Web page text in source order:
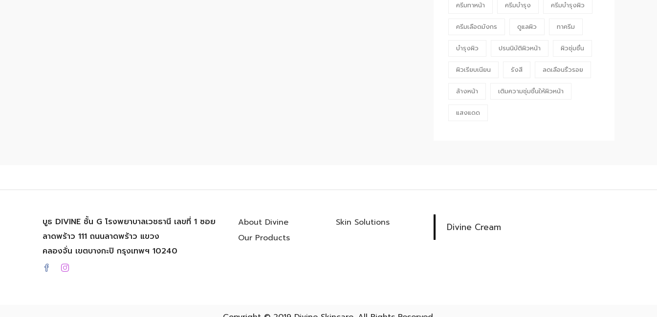
ครีมทาหน้า ครีมบำรุง ครีมบำรุงผิว
ครีมเลือดมังกร ดูแลผิว ทาครีม
บำรุงผิว ปรนนิบัติผิวหน้า ผิวชุ่มชื่น
ผิวเรียบเนียน รังสี ลดเลือนริ้วรอย
ล้างหน้า เติมความชุ่มชื่นให้ผิวหน้า
แสงแดด
บูธ DIVINE ชั้น G โรงพยาบาลเวชธานี เลขที่ 1 ซอย
ลาดพร้าว 111 ถนนลาดพร้าว แขวง
คลองจั่น เขตบางกะปิ กรุงเทพฯ 10240
About Divine
Our Products
Skin Solutions Divine Cream